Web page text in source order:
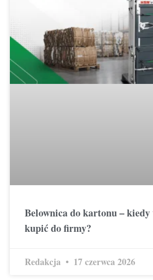
Belownica do kartonu –
kupić do firmy?
Redakcja 17 czerwca 2026